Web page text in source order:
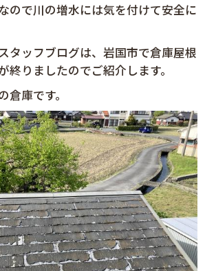
ので川の増水には気を付けて安全に
タッフブログは、岩国市で倉庫屋根
終りましたのでご紹介します。
倉庫です。